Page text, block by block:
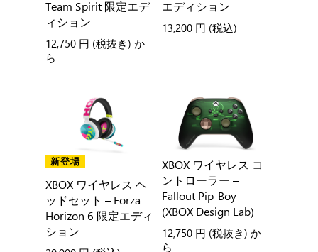
Team Spirit 限定エデ
ィション
12,750 円 (税抜き) か
ら
エディション
13,200 円 (税込)
新登場
XBOX ワイヤレス ヘ
ッドセット – Forza
Horizon 6 限定エディ
ション
XBOX ワイヤレス コ
ントローラー –
Fallout Pip-Boy
(XBOX Design Lab)
12,750 円 (税抜き) か
ら